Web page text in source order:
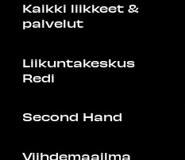
Kaikki liikkeet &
palvelut
Liikuntakeskus
Redi
Second Hand
Viihdemaailma